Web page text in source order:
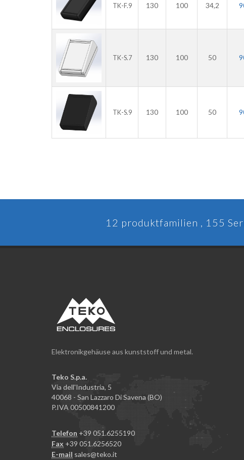
TK-F.9 130 100 34,2
TK-S.7 130 100 50
TK-S.9 130 100 50
12 produktfamilien , 155
Elektronikgehäuse aus kunststoff und metal.
Teko S.p.a.
Via dell'Industria, 5
40068 - San Lazzaro Di Savena (BO)
P.IVA 00500841200
Telefon +39 051.6255190
Fax +39 051.6256520
E-mail sales@teko.it